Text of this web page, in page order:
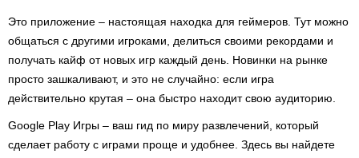
Это приложение – настоящая находка для геймеров. Тут можно
общаться с другими игроками, делиться своими рекордами и
получать кайф от новых игр каждый день. Новинки на рынке
просто зашкаливают, и это не случайно: если игра
действительно крутая – она быстро находит свою аудиторию.
Google Play Игры – ваш гид по миру развлечений, который
сделает работу с играми проще и удобнее. Здесь вы найдете